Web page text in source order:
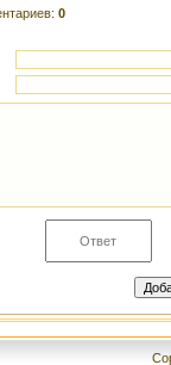
: 0